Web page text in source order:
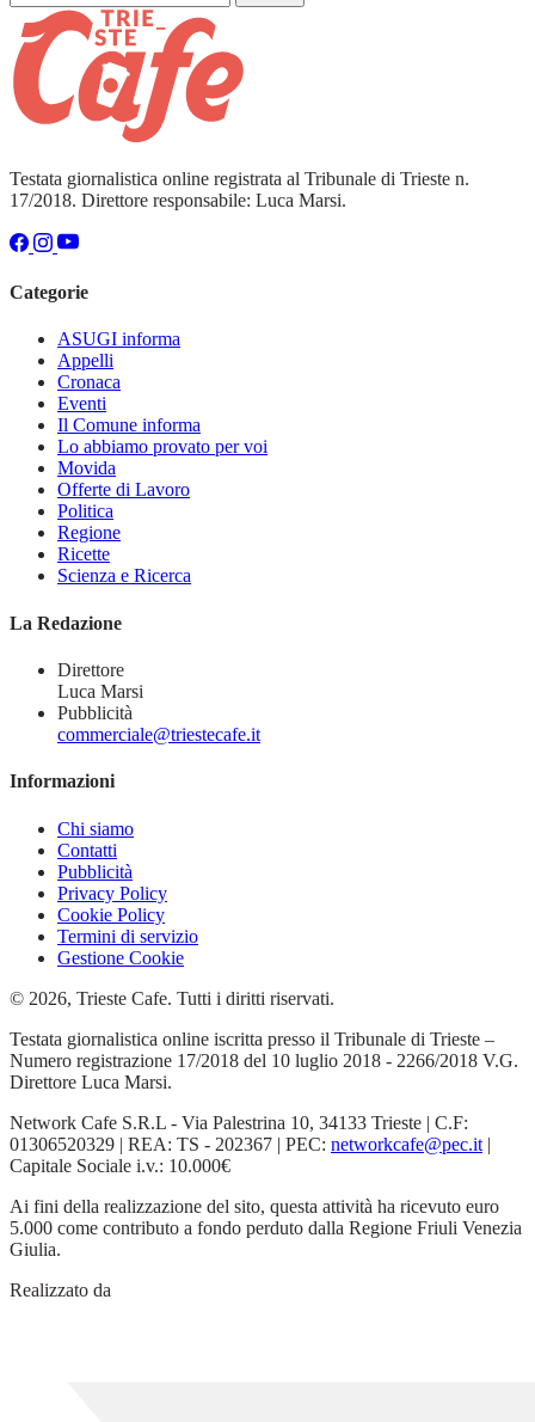
Testata giornalistica online registrata al Tribunale di Trieste n.
17/2018. Direttore responsabile: Luca Marsi.
Categorie
ASUGI informa
Appelli
Cronaca
Eventi
Il Comune informa
Lo abbiamo provato per voi
Movida
Offerte di Lavoro
Politica
Regione
Ricette
Scienza e Ricerca
La Redazione
Direttore
Luca Marsi
Pubblicità
commerciale@triestecafe.it
Informazioni
Chi siamo
Contatti
Pubblicità
Privacy Policy
Cookie Policy
Termini di servizio
Gestione Cookie
© 2026, Trieste Cafe. Tutti i diritti riservati.
Testata giornalistica online iscritta presso il Tribunale di Trieste –
Numero registrazione 17/2018 del 10 luglio 2018 - 2266/2018 V.G.
Direttore Luca Marsi.
Network Cafe S.R.L - Via Palestrina 10, 34133 Trieste | C.F:
01306520329 | REA: TS - 202367 | PEC: networkcafe@pec.it |
Capitale Sociale i.v.: 10.000€
Ai fini della realizzazione del sito, questa attività ha ricevuto euro
5.000 come contributo a fondo perduto dalla Regione Friuli Venezia
Giulia.
Realizzato da